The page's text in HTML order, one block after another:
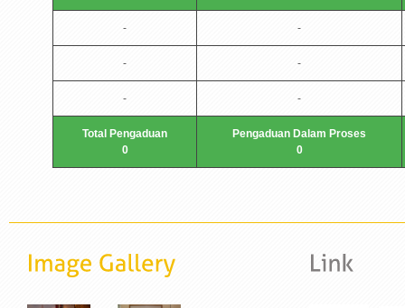
- -
- -
- -
Total Pengaduan
0
Pengaduan Dalam Proses
0